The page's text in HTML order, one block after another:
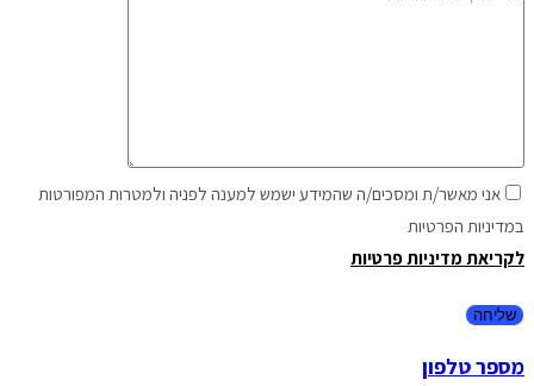
אני מאשר/ת ומסכים/ה שהמידע ישמש למענה לפניה ולמטרות המפורטות
במדיניות הפרטיות
לקריאת מדיניות פרטיות
מספר טלפון